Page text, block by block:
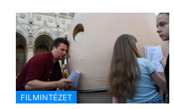
FILMINTÉZET